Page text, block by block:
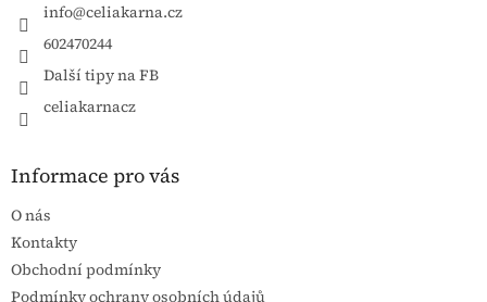
info@celiakarna.cz
602470244
Další tipy na FB
celiakarnacz
Informace pro vás
O nás
Kontakty
Obchodní podmínky
Podmínky ochrany osobních údajů